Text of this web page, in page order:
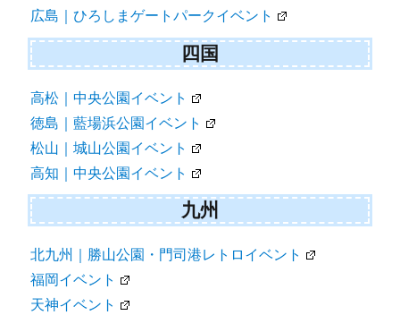
広島｜ひろしまゲートパークイベント
四国
高松｜中央公園イベント
徳島｜藍場浜公園イベント
松山｜城山公園イベント
高知｜中央公園イベント
九州
北九州｜勝山公園・門司港レトロイベント
福岡イベント
天神イベント